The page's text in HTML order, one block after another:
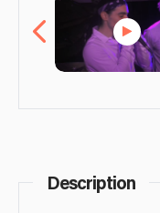
Description